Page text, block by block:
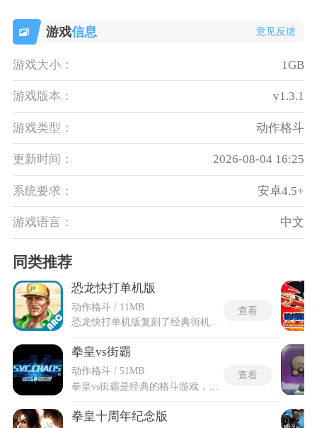
游戏信息 意见反馈
游戏大小： 1GB
游戏版本： v1.3.1
游戏类型： 动作格斗
更新时间： 2026-08-04 16:25
系统要求： 安卓4.5+
游戏语言： 中文
同类推荐
恐龙快打单机版
动作格斗 / 11MB
查看
拳皇vs街霸
动作格斗 / 51MB
查看
拳皇十周年纪念版